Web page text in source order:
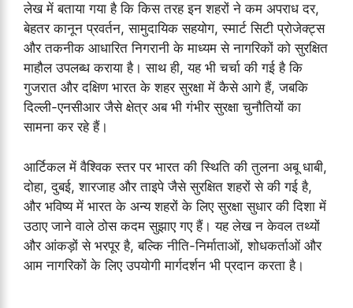
लेख में बताया गया है कि किस तरह इन शहरों ने कम अपराध दर,
बेहतर कानून प्रवर्तन, सामुदायिक सहयोग, स्मार्ट सिटी प्रोजेक्ट्स
और तकनीक आधारित निगरानी के माध्यम से नागरिकों को सुरक्षित
माहौल उपलब्ध कराया है। साथ ही, यह भी चर्चा की गई है कि
गुजरात और दक्षिण भारत के शहर सुरक्षा में कैसे आगे हैं, जबकि
दिल्ली-एनसीआर जैसे क्षेत्र अब भी गंभीर सुरक्षा चुनौतियों का
सामना कर रहे हैं।
आर्टिकल में वैश्विक स्तर पर भारत की स्थिति की तुलना अबू धाबी,
दोहा, दुबई, शारजाह और ताइपे जैसे सुरक्षित शहरों से की गई है,
और भविष्य में भारत के अन्य शहरों के लिए सुरक्षा सुधार की दिशा में
उठाए जाने वाले ठोस कदम सुझाए गए हैं। यह लेख न केवल तथ्यों
और आंकड़ों से भरपूर है, बल्कि नीति-निर्माताओं, शोधकर्ताओं और
आम नागरिकों के लिए उपयोगी मार्गदर्शन भी प्रदान करता है।